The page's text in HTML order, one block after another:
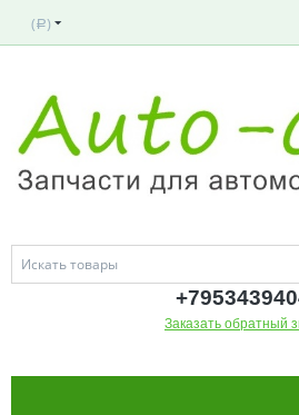
( Р )
+795343
Заказать обратный